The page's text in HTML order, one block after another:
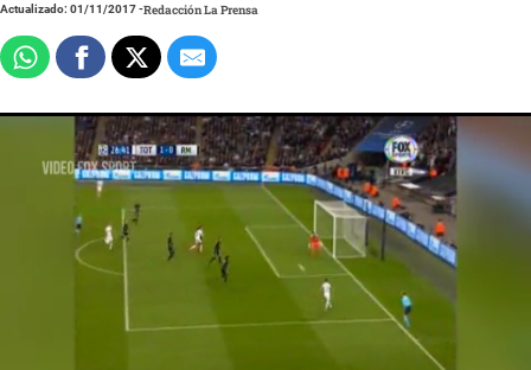
Actualizado: 01/11/2017-Redacción La Prensa